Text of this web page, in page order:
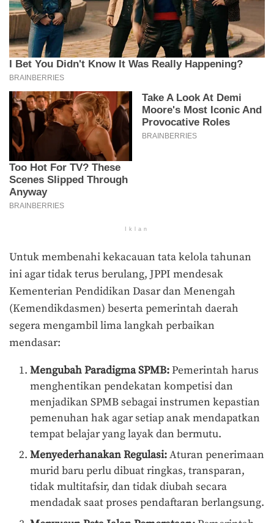
Iklan
Untuk membenahi kekacauan tata kelola tahunan
ini agar tidak terus berulang, JPPI mendesak
Kementerian Pendidikan Dasar dan Menengah
(Kemendikdasmen) beserta pemerintah daerah
segera mengambil lima langkah perbaikan
mendasar:
Mengubah Paradigma SPMB:Pemerintah harus
menghentikan pendekatan kompetisi dan
menjadikan SPMB sebagai instrumen kepastian
pemenuhan hak agar setiap anak mendapatkan
tempat belajar yang layak dan bermutu.
Menyederhanakan Regulasi:Aturan penerimaan
murid baru perlu dibuat ringkas, transparan,
tidak multitafsir, dan tidak diubah secara
mendadak saat proses pendaftaran berlangsung.